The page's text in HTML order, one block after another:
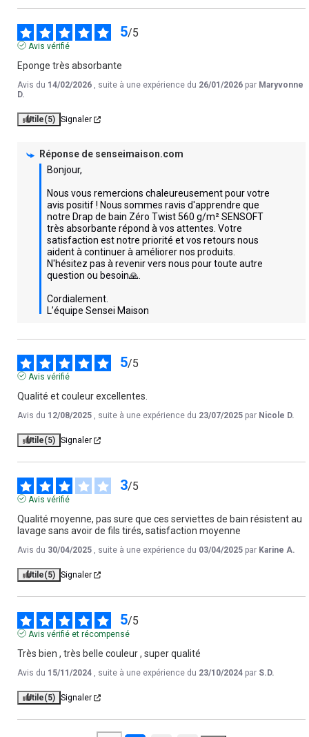
5/5
Avis vérifié
Eponge très absorbante
Avis du 14/02/2026 , suite à une expérience du 26/01/2026 par Maryvonne
D.
Utile(5) Signaler
Réponse de senseimaison.com
Bonjour,
Nous vous remercions chaleureusement pour votre
avis positif ! Nous sommes ravis d'apprendre que
notre Drap de bain Zéro Twist 560 g/m² SENSOFT
très absorbante répond à vos attentes. Votre
satisfaction est notre priorité et vos retours nous
aident à continuer à améliorer nos produits.
N'hésitez pas à revenir vers nous pour toute autre
question ou besoin🙏.
Cordialement.
L’équipe Sensei Maison
5/5
Avis vérifié
Qualité et couleur excellentes.
Avis du 12/08/2025 , suite à une expérience du 23/07/2025 par Nicole D.
Utile(5) Signaler
3/5
Avis vérifié
Qualité moyenne, pas sure que ces serviettes de bain résistent au
lavage sans avoir de fils tirés, satisfaction moyenne
Avis du 30/04/2025 , suite à une expérience du 03/04/2025 par Karine A.
Utile(5) Signaler
5/5
Avis vérifié et récompensé
Très bien , très belle couleur , super qualité
Avis du 15/11/2024 , suite à une expérience du 23/10/2024 par S.D.
Utile(5) Signaler